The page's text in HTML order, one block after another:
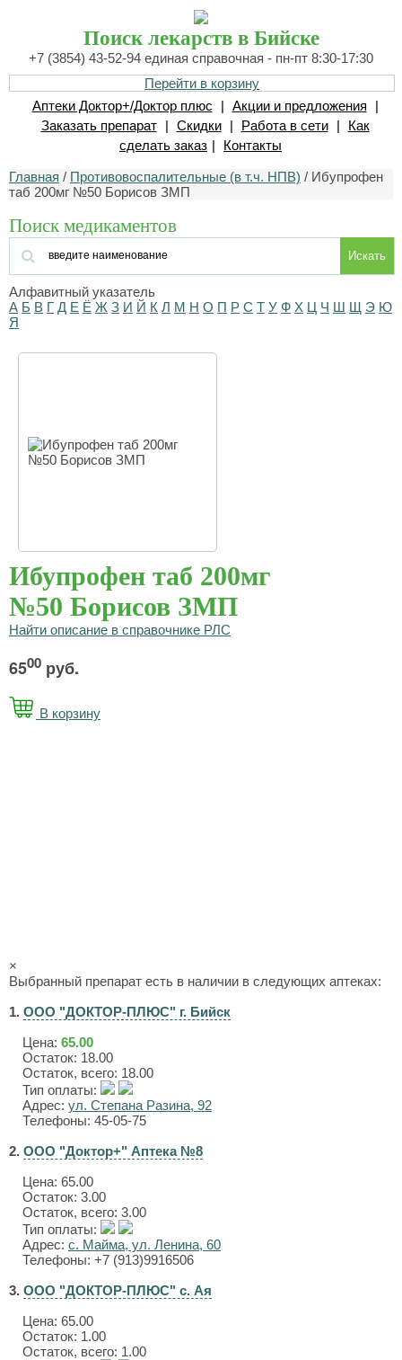
Поиск лекарств в Бийске
+7 (3854) 43-52-94 единая справочная - пн-пт 8:30-17:30
Перейти в корзину
Аптеки Доктор+/Доктор плюс
| Акции и предложения
|
Заказать препарат
| Скидки | Работа в сети |
Как
сделать заказ | Контакты
Главная / Противовоспалительные (в т.ч. НПВ) / Ибупрофен
таб 200мг №50 Борисов ЗМП
Поиск медикаментов
Искать
Алфавитный указатель
А Б В Г Д Е Ё Ж З И Й К Л М Н О П Р С Т У Ф Х Ц Ч Ш Щ Э Ю
Я
Ибупрофен таб 200мг
№50 Борисов ЗМП
Найти описание в справочнике РЛС
6500 руб.
В корзину
×
Выбранный препарат есть в наличии в следующих аптеках:
1. ООО "ДОКТОР-ПЛЮС" г. Бийск
Цена: 65.00
Остаток: 18.00
Остаток, всего: 18.00
Тип оплаты:
Адрес: ул. Степана Разина, 92
Телефоны: 45-05-75
2. ООО "Доктор+" Аптека №8
Цена: 65.00
Остаток: 3.00
Остаток, всего: 3.00
Тип оплаты:
Адрес: с. Майма, ул. Ленина, 60
Телефоны: +7 (913)9916506
3. ООО "ДОКТОР-ПЛЮС" с. Ая
Цена: 65.00
Остаток: 1.00
Остаток, всего: 1.00